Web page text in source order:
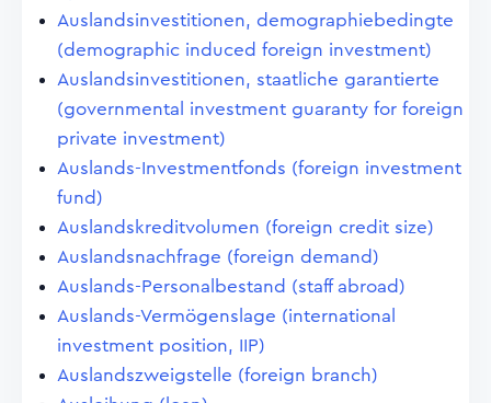
Auslandsinvestitionen, demographiebedingte
(demographic induced foreign investment)
Auslandsinvestitionen, staatliche garantierte
(governmental investment guaranty for foreign
private investment)
Auslands-Investmentfonds (foreign investment
fund)
Auslandskreditvolumen (foreign credit size)
Auslandsnachfrage (foreign demand)
Auslands-Personalbestand (staff abroad)
Auslands-Vermögenslage (international
investment position, IIP)
Auslandszweigstelle (foreign branch)